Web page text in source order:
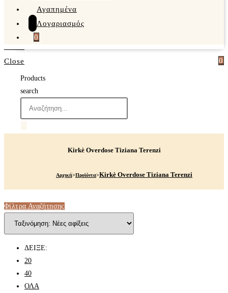
Αγαπημένα
Λογαριασμός
0
0
Close
Products
search
Kirkè Overdose Tiziana Terenzi
Αρχική>Προϊόντα>Kirkè Overdose Tiziana Terenzi
Φίλτρα Αναζήτησης
ΔΕΙΞΕ:
20
40
ΟΛΑ